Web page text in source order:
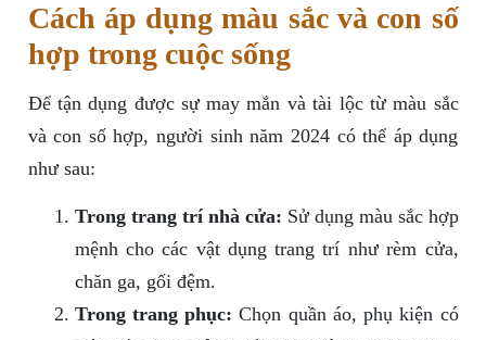
Cách áp dụng màu sắc và con số
hợp trong cuộc sống
Để tận dụng được sự may mắn và tài lộc từ màu sắc
và con số hợp, người sinh năm 2024 có thể áp dụng
như sau:
Trong trang trí nhà cửa: Sử dụng màu sắc hợp
mệnh cho các vật dụng trang trí như rèm cửa,
chăn ga, gối đệm.
Trong trang phục: Chọn quần áo, phụ kiện có